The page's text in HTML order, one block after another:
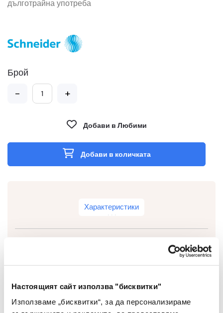
Настоящият сайт използва "бисквитки"
Използваме „бисквитки“, за да персонализираме
дълготрайна употреба
Брой
- +
Добави в Любими
Добави в количката
Характеристики
Тип На Мастилото Водоустойчиво
Цвят На Мастилото Червен
Грип Зона Не